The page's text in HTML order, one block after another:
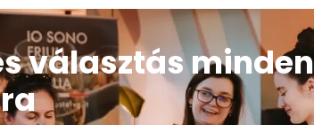
választás minden